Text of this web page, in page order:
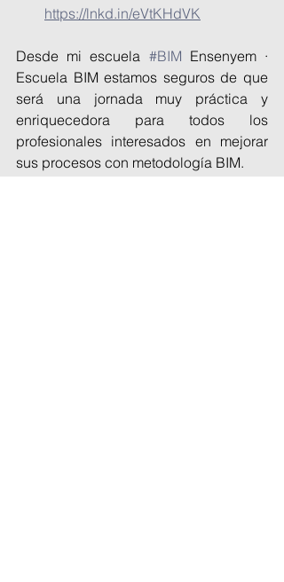
https://lnkd.in/eVtKHdVK
Desde mi escuela #BIM Ensenyem ·
Escuela BIM estamos seguros de que
será una jornada muy práctica y
enriquecedora para todos los
profesionales interesados en mejorar
sus procesos con metodología BIM.